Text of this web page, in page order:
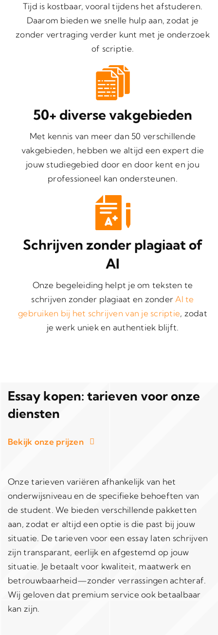
Tijd is kostbaar, vooral tijdens het afstuderen.
Daarom bieden we snelle hulp aan, zodat je
zonder vertraging verder kunt met je onderzoek
of scriptie.
50+ diverse vakgebieden
Met kennis van meer dan 50 verschillende
vakgebieden, hebben we altijd een expert die
jouw studiegebied door en door kent en jou
professioneel kan ondersteunen.
Schrijven zonder plagiaat of
AI
Onze begeleiding helpt je om teksten te
schrijven zonder plagiaat en zonder AI te
gebruiken bij het schrijven van je scriptie, zodat
je werk uniek en authentiek blijft.
Essay kopen: tarieven voor onze
diensten
Bekijk onze prijzen
Onze tarieven variëren afhankelijk van het
onderwijsniveau en de specifieke behoeften van
de student. We bieden verschillende pakketten
aan, zodat er altijd een optie is die past bij jouw
situatie. De tarieven voor een essay laten schrijven
zijn transparant, eerlijk en afgestemd op jouw
situatie. Je betaalt voor kwaliteit, maatwerk en
betrouwbaarheid—zonder verrassingen achteraf.
Wij geloven dat premium service ook betaalbaar
kan zijn.